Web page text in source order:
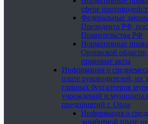
сфере
Федеральные
Президента РФ,
Правительства РФ
Нормативные
Орловской
правовые акты
Информация о
плате руководителей, их
главных бухгалтеров
учреждений и
предприятий г. Орла
Информация о
заработной плате